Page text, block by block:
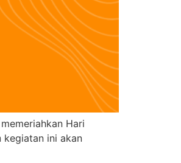
Hari
kegiatan ini akan